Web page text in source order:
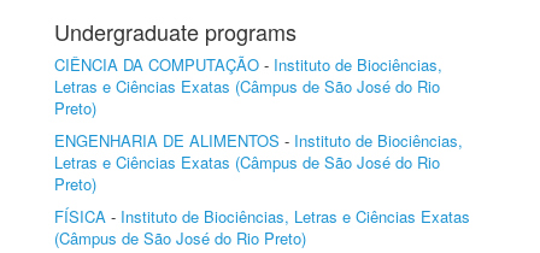
Undergraduate programs
CIÊNCIA DA COMPUTAÇÃO - Instituto de Biociências,
Letras e Ciências Exatas (Câmpus de São José do Rio
Preto)
ENGENHARIA DE ALIMENTOS - Instituto de Biociências,
Letras e Ciências Exatas (Câmpus de São José do Rio
Preto)
FÍSICA - Instituto de Biociências, Letras e Ciências Exatas
(Câmpus de São José do Rio Preto)